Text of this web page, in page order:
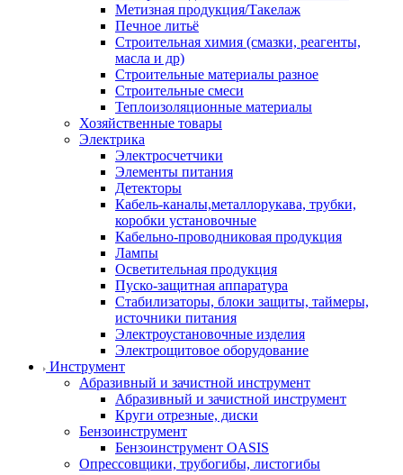
Метизная продукция/Такелаж
Печное литьё
Строительная химия (смазки, реагенты,
масла и др)
Строительные материалы разное
Строительные смеси
Теплоизоляционные материалы
Хозяйственные товары
Электрика
Электросчетчики
Элементы питания
Детекторы
Кабель-каналы,металлорукава, трубки,
коробки установочные
Кабельно-проводниковая продукция
Лампы
Осветительная продукция
Пуско-защитная аппаратура
Стабилизаторы, блоки защиты, таймеры,
источники питания
Электроустановочные изделия
Электрощитовое оборудование
Инструмент
Абразивный и зачистной инструмент
Абразивный и зачистной инструмент
Круги отрезные, диски
Бензоинструмент
Бензоинструмент OASIS
Опрессовщики, трубогибы, листогибы